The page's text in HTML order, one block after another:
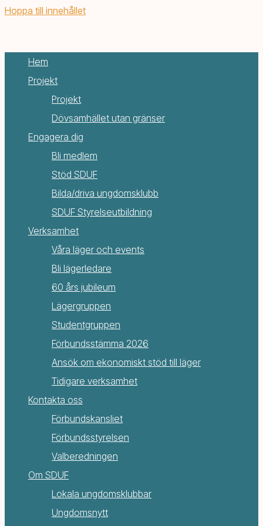
Hoppa till innehållet
Hem
Projekt
Projekt
Dövsamhället utan gränser
Engagera dig
Bli medlem
Stöd SDUF
Bilda/driva ungdomsklubb
SDUF Styrelseutbildning
Verksamhet
Våra läger och events
Bli lägerledare
60 års jubileum
Lägergruppen
Studentgruppen
Förbundsstämma 2026
Ansök om ekonomiskt stöd till läger
Tidigare verksamhet
Kontakta oss
Förbundskansliet
Förbundsstyrelsen
Valberedningen
Om SDUF
Lokala ungdomsklubbar
Ungdomsnytt